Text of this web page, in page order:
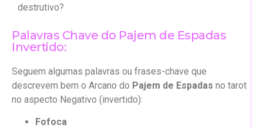
destrutivo?
Palavras Chave do Pajem de Espadas
Invertido:
Seguem algumas palavras ou frases-chave que
descrevem bem o Arcano do Pajem de Espadas no tarot
no aspecto Negativo (invertido):
Fofoca